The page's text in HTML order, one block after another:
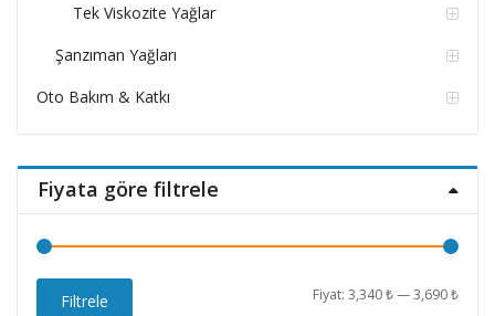
Tek Viskozite Yağlar
Şanzıman Yağları
Oto Bakım & Katkı
Fiyata göre filtrele
En
En
Filtrele Fiyat:3,340 ₺—3,690 ₺